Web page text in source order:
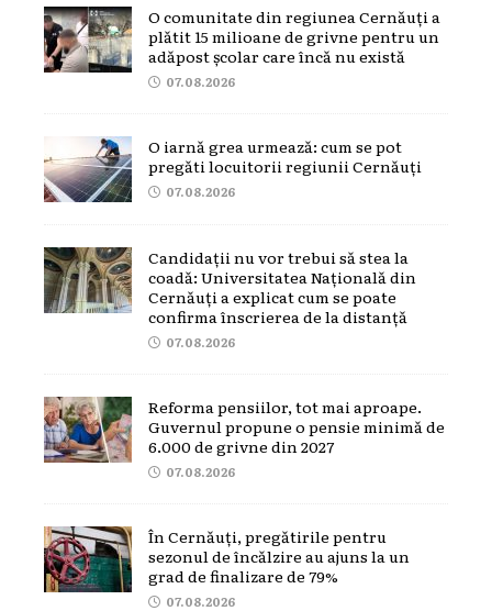
O comunitate din regiunea Cernăuți a
plătit 15 milioane de grivne pentru un
adăpost școlar care încă nu există
07.08.2026
O iarnă grea urmează: cum se pot
pregăti locuitorii regiunii Cernăuți
07.08.2026
Candidații nu vor trebui să stea la
coadă: Universitatea Națională din
Cernăuți a explicat cum se poate
confirma înscrierea de la distanță
07.08.2026
Reforma pensiilor, tot mai aproape.
Guvernul propune o pensie minimă de
6.000 de grivne din 2027
07.08.2026
În Cernăuți, pregătirile pentru
sezonul de încălzire au ajuns la un
grad de finalizare de 79%
07.08.2026